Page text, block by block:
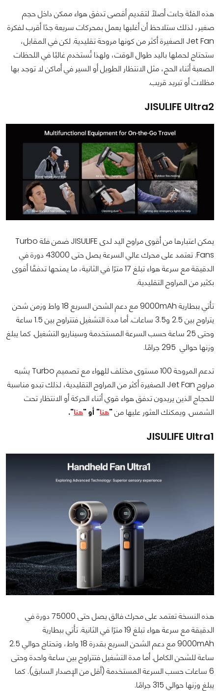
هذه الفئة جاءت أصلًا لتقديم أقصى تدفق هواء ممكن داخل حجم
صغير، لذلك ستلاحظ أن أغلبها يعمل بمحركات سريعة جدًا أقرب لفكرة
Jet Fan الصغيرة أكثر من كونها مروحة تقليدية. لكن في المقابل،
ستحتاج لحملها باليد طوال الوقت، ولهذا تُستخدم غالبًا في اللحظات
الصعبة أثناء الحج، مثل الانتظار الطويل أو السير في أماكن لا توجد بها
مظلات أو تبريد قريب.
JISULIFE Ultra2
يمكن اعتبارها من أقوى مراوح اليد لدى JISULIFE ضمن فئة Turbo
Fans. تعتمد على محرك عالي السرعة يصل حتى 43000 دورة في
الدقيقة مع سرعة هواء تبلغ 17 مترًا في الثانية، ما يمنحها تدفقًا أقوى
بكثير من المراوح التقليدية.
تأتي ببطارية 9000mAh مع دعم الشحن السريع 18 واط وزمن شحن
يتراوح بين 2.5 و3.5 ساعات. أما مدة التشغيل فتتراوح بين 1.5 ساعة
وحتى 25 ساعة حسب السرعة المستخدمة وسيناريو التشغيل. كما يبلغ
وزنها حوالي 295 جرامًا.
تدعم المروحة 100 مستوى مختلف للهواء مع تصميم Turbo يشبه
مراوح Jet Fan الصغيرة أكثر من المراوح التقليدية، لذلك تبدو مناسبة
للحجاج الذين يريدون تدفق هواء قوي أثناء الحركة أو الانتظار تحت
الشمس. ويمكنك العثور عليها من"هنا" أو "هنا".
JISULIFE Ultra1
هذه النسخة تعتمد على محرك فائق يصل حتى 75000 دورة في
الدقيقة مع سرعة هواء تبلغ 19 مترًا في الثانية. تأتي ببطارية
9000mAh مع دعم الشحن السريع بقدرة 18 واط، وتحتاج حوالي 2.5
ساعة للشحن الكامل. أما مدة التشغيل فتتراوح بين ساعة واحدة وحتى
6 ساعات حسب السرعة المستخدمة (أقل من الإصدار السابق). كما
يبلغ وزنها حوالي 315 جرامًا.